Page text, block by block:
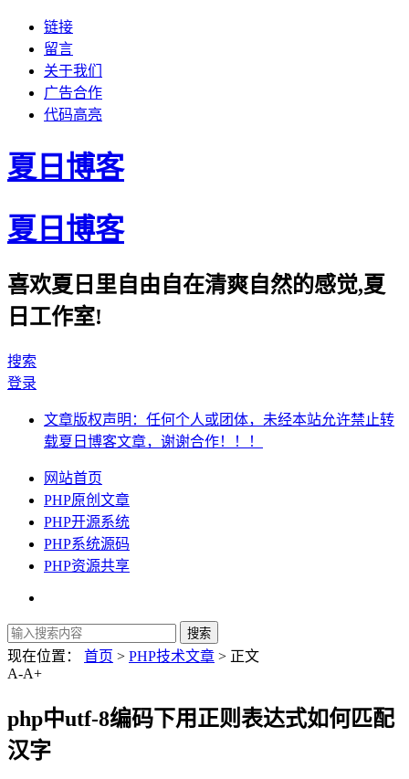
链接
留言
关于我们
广告合作
代码高亮
夏日博客
夏日博客
喜欢夏日里自由自在清爽自然的感觉,夏
日工作室!
搜索
登录
文章版权声明：任何个人或团体，未经本站允许禁止转
载夏日博客文章，谢谢合作！！！
网站首页
PHP原创文章
PHP开源系统
PHP系统源码
PHP资源共享
现在位置： 首页 > PHP技术文章 > 正文
A-A+
php中utf-8编码下用正则表达式如何匹配
汉字